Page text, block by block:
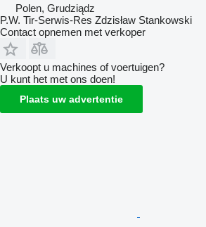
Polen, Grudziądz
P.W. Tir-Serwis-Res Zdzisław Stankowski
Contact opnemen met verkoper
Verkoopt u machines of voertuigen?
U kunt het met ons doen!
Plaats uw advertentie